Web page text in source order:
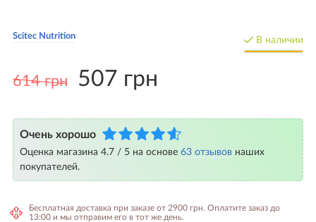
Scitec Nutrition В наличии
614 грн 507 грн
Очень хорошо
Оценка магазина 4.7 / 5 на основе 63 отзывов наших
покупателей.
Бесплатная доставка при заказе от 2900 грн. Оплатите заказ до
13:00 и мы отправим его в тот же день.